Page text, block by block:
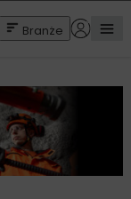
Branże